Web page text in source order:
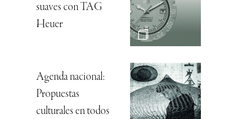
suaves con TAG
Heuer
Agenda nacional:
Propuestas
culturales en todos